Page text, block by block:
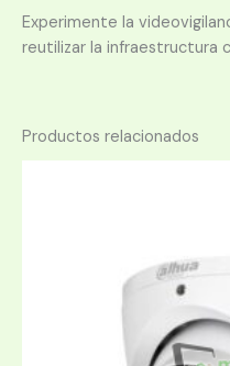
Experimente la
reutilizar la infraestructura
Productos relacionados